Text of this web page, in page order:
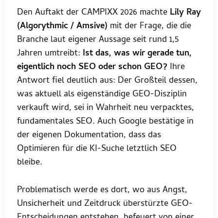
Den Auftakt der CAMPIXX 2026 machte Lily Ray
(Algorythmic / Amsive) mit der Frage, die die
Branche laut eigener Aussage seit rund 1,5
Jahren umtreibt: Ist das, was wir gerade tun,
eigentlich noch SEO oder schon GEO? Ihre
Antwort fiel deutlich aus: Der Großteil dessen,
was aktuell als eigenständige GEO-Disziplin
verkauft wird, sei in Wahrheit neu verpacktes,
fundamentales SEO. Auch Google bestätige in
der eigenen Dokumentation, dass das
Optimieren für die KI-Suche letztlich SEO
bleibe.
Problematisch werde es dort, wo aus Angst,
Unsicherheit und Zeitdruck überstürzte GEO-